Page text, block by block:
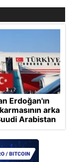
Erdoğan'ın
arka
Arabistan
üçlü ortak
anlaşması:
NATO"